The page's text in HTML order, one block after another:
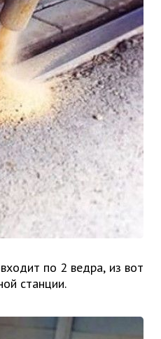
по 2 ведра, из вот
станции.